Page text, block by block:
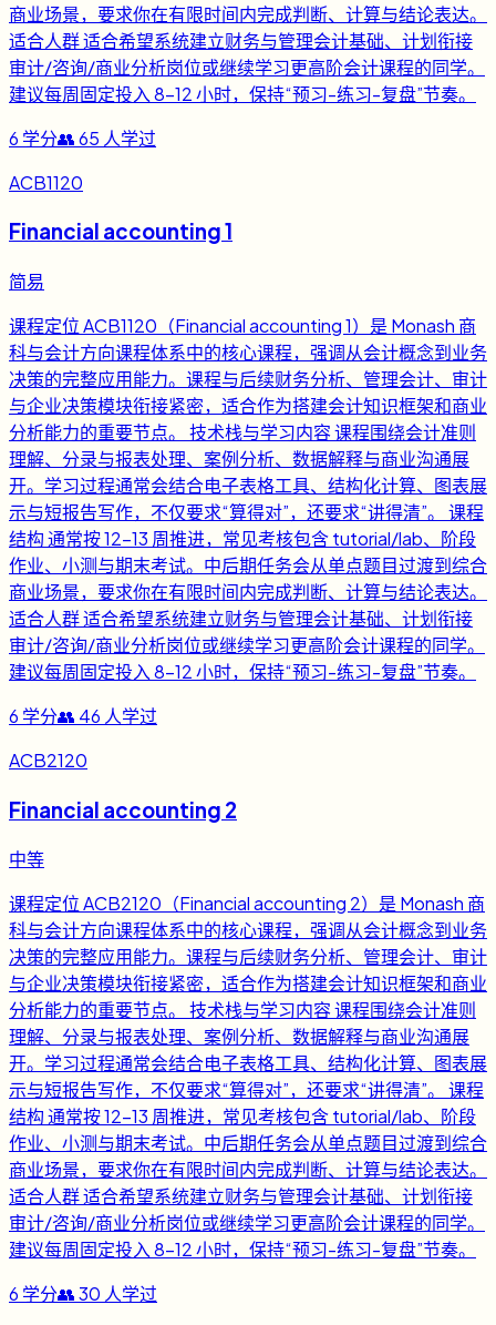
商业场景，要求你在有限时间内完成判断、计算与结论表达。
适合人群 适合希望系统建立财务与管理会计基础、计划衔接
审计/咨询/商业分析岗位或继续学习更高阶会计课程的同学。
建议每周固定投入 8-12 小时，保持“预习-练习-复盘”节奏。
6 学分👥65 人学过
ACB1120
Financial accounting 1
简易
课程定位 ACB1120（Financial accounting 1）是 Monash 商
科与会计方向课程体系中的核心课程，强调从会计概念到业务
决策的完整应用能力。课程与后续财务分析、管理会计、审计
与企业决策模块衔接紧密，适合作为搭建会计知识框架和商业
分析能力的重要节点。 技术栈与学习内容 课程围绕会计准则
理解、分录与报表处理、案例分析、数据解释与商业沟通展
开。学习过程通常会结合电子表格工具、结构化计算、图表展
示与短报告写作，不仅要求“算得对”，还要求“讲得清”。 课程
结构 通常按 12-13 周推进，常见考核包含 tutorial/lab、阶段
作业、小测与期末考试。中后期任务会从单点题目过渡到综合
商业场景，要求你在有限时间内完成判断、计算与结论表达。
适合人群 适合希望系统建立财务与管理会计基础、计划衔接
审计/咨询/商业分析岗位或继续学习更高阶会计课程的同学。
建议每周固定投入 8-12 小时，保持“预习-练习-复盘”节奏。
6 学分👥 46 人学过
ACB2120
Financial accounting 2
中等
课程定位 ACB2120（Financial accounting 2）是 Monash 商
科与会计方向课程体系中的核心课程，强调从会计概念到业务
决策的完整应用能力。课程与后续财务分析、管理会计、审计
与企业决策模块衔接紧密，适合作为搭建会计知识框架和商业
分析能力的重要节点。 技术栈与学习内容 课程围绕会计准则
理解、分录与报表处理、案例分析、数据解释与商业沟通展
开。学习过程通常会结合电子表格工具、结构化计算、图表展
示与短报告写作，不仅要求“算得对”，还要求“讲得清”。 课程
结构 通常按 12-13 周推进，常见考核包含 tutorial/lab、阶段
作业、小测与期末考试。中后期任务会从单点题目过渡到综合
商业场景，要求你在有限时间内完成判断、计算与结论表达。
适合人群 适合希望系统建立财务与管理会计基础、计划衔接
审计/咨询/商业分析岗位或继续学习更高阶会计课程的同学。
建议每周固定投入 8-12 小时，保持“预习-练习-复盘”节奏。
6 学分👥30 人学过